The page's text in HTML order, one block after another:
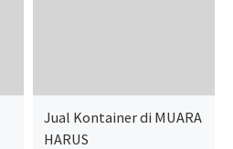
Jual Kontainer di MUARA
HARUS